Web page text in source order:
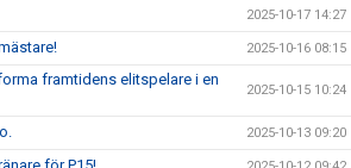
2025-10-17 14:27
2025-10-16 08:15
framtidens elitspelare i en
2025-10-15 10:24
2025-10-13 09:20